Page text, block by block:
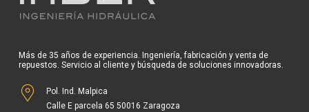
Más de 35 años de experiencia. Ingeniería, fabricación y venta de
repuestos. Servicio al cliente y búsqueda de soluciones innovadoras.
Pol. Ind. Malpica
Calle E parcela 65 50016 Zaragoza